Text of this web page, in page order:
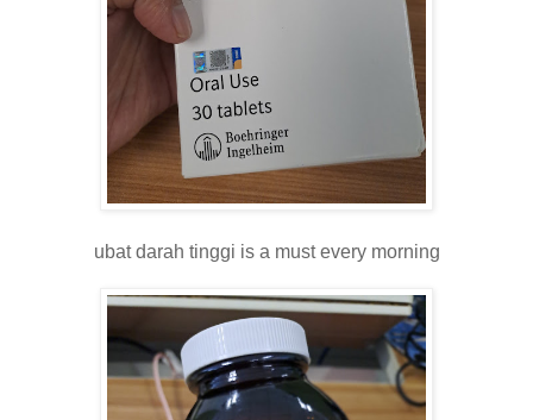
ubat darah tinggi is a must every morning